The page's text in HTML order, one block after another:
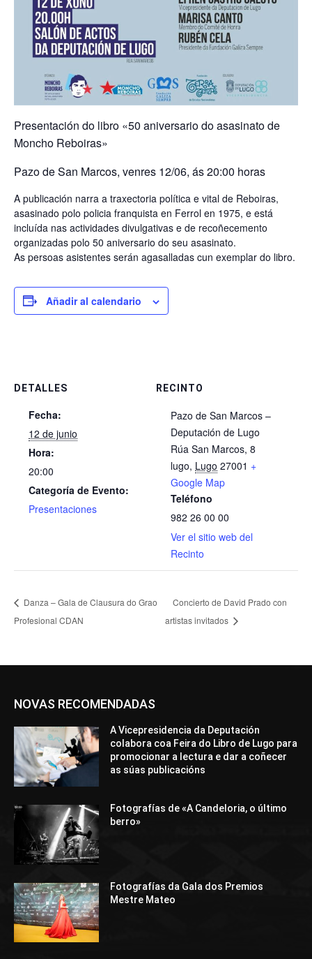
Presentación do libro «50 aniversario do asasinato de
Moncho Reboiras»
Pazo de San Marcos, venres 12/06, ás 20:00 horas
A publicación narra a traxectoria política e vital de Reboiras,
asasinado polo policia franquista en Ferrol en 1975, e está
incluída nas actividades divulgativas e de recoñecemento
organizadas polo 50 aniversario do seu asasinato.
As persoas asistentes serán agasalladas cun exemplar do libro.
Añadir al calendario
DETALLES
Fecha:
12 de junio
Hora:
20:00
Categoría de Evento:
Presentaciones
RECINTO
Pazo de San Marcos –
Deputación de Lugo
Rúa San Marcos, 8
lugo, Lugo 27001 +
Google Map
Teléfono
982 26 00 00
Ver el sitio web del
Recinto
Danza – Gala de Clausura do Grao
Profesional CDAN
Concierto de David Prado con
artistas invitados
NOVAS RECOMENDADAS
A Vicepresidencia da Deputación
colabora coa Feira do Libro de Lugo para
promocionar a lectura e dar a coñecer
as súas publicacións
Fotografías de «A Candeloria, o último
berro»
Fotografías da Gala dos Premios
Mestre Mateo